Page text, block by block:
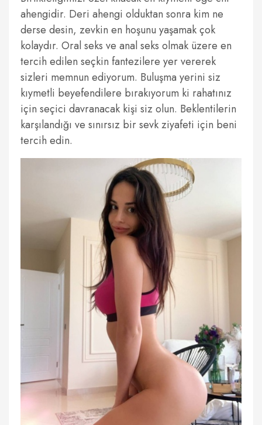
ahengidir. Deri ahengi olduktan sonra kim ne
derse desin, zevkin en hoşunu yaşamak çok
kolaydır. Oral seks ve anal seks olmak üzere en
tercih edilen seçkin fantezilere yer vererek
sizleri memnun ediyorum. Buluşma yerini siz
kıymetli beyefendilere bırakıyorum ki rahatınız
için seçici davranacak kişi siz olun. Beklentilerin
karşılandığı ve sınırsız bir sevk ziyafeti için beni
tercih edin.